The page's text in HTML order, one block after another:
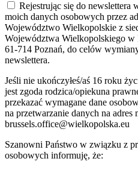
Rejestrując się do newslettera
moich danych osobowych przez
Województwo Wielkopolskie z
Województwa Wielkopolskiego w
61-714 Poznań, do celów
newslettera.
Jeśli nie ukończyłeś/aś 16 roku
jest zgoda rodzica/opiekuna
przekazać wymagane dane
na przetwarzanie danych na adres
brussels.office@wielkopolska.eu
Szanowni Państwo w związku z
osobowych informuję, że: